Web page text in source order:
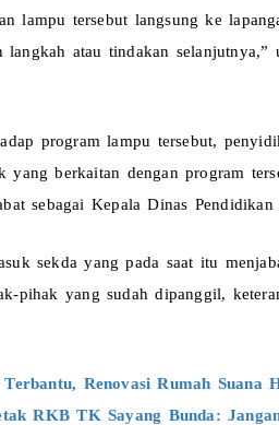
lampu tersebut langsung ke
langkah atau tindakan selanjutnya,”
program lampu tersebut,
berkaitan dengan program
sebagai Kepala Dinas Pendidikan
sekda yang pada saat itu
pihak yang sudah dipanggil,
RKB TK Sayang Bunda: